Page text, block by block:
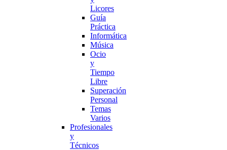
Licores
Guía
Práctica
Informática
Música
Ocio
y
Tiempo
Libre
Superación
Personal
Temas
Varios
Profesionales
y
Técnicos